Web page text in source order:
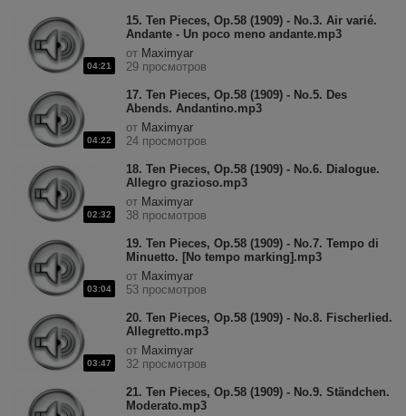
04:21
15. Ten Pieces, Op.58 (1909) - No.3. Air varié.
Andante - Un poco meno andante.mp3
от Maximyar
29 просмотров
04:22
17. Ten Pieces, Op.58 (1909) - No.5. Des
Abends. Andantino.mp3
от Maximyar
24 просмотров
02:32
18. Ten Pieces, Op.58 (1909) - No.6. Dialogue.
Allegro grazioso.mp3
от Maximyar
38 просмотров
03:04
19. Ten Pieces, Op.58 (1909) - No.7. Tempo di
Minuetto. [No tempo marking].mp3
от Maximyar
53 просмотров
03:47
20. Ten Pieces, Op.58 (1909) - No.8. Fischerlied.
Allegretto.mp3
от Maximyar
32 просмотров
21. Ten Pieces, Op.58 (1909) - No.9. Ständchen.
Moderato.mp3